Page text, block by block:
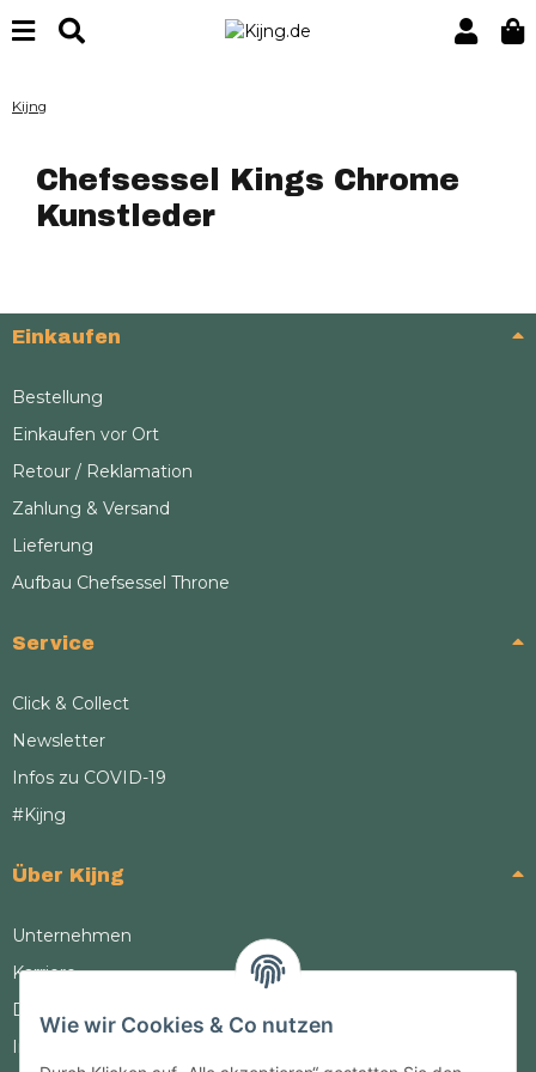
Kijng
Chefsessel Kings Chrome
Kunstleder
Einkaufen
Bestellung
Einkaufen vor Ort
Retour / Reklamation
Zahlung & Versand
Lieferung
Aufbau Chefsessel Throne
Service
Click & Collect
Newsletter
Infos zu COVID-19
#Kijng
Über Kijng
Unternehmen
Karriere
Datenschutz
Impressum
Wie wir Cookies & Co nutzen